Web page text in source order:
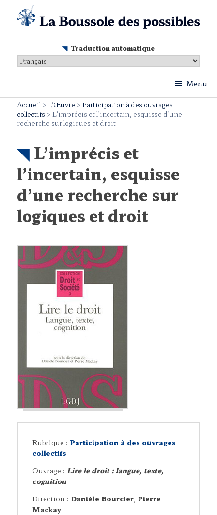
content
Traduction automatique
Menu
Accueil> L’Œuvre > Participation à des ouvrages
collectifs > L’imprécis et l’incertain, esquisse d’une
recherche sur logiques et droit
L’imprécis et
l’incertain, esquisse
d’une recherche sur
logiques et droit
Rubrique : Participation à des ouvrages
collectifs
Ouvrage : Lire le droit : langue, texte,
cognition
Direction : Danièle Bourcier, Pierre
Mackay